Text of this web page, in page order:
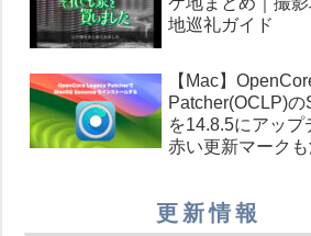
地巡礼ガイド
【Mac】
Patcher(OCLP)の
を14.8.5にアップ
赤い更新マーク
更新情報